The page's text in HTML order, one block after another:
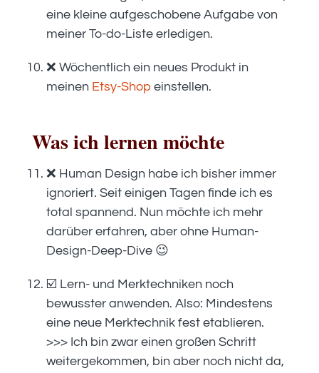
eine kleine aufgeschobene Aufgabe von
meiner To-do-Liste erledigen.
❌ Wöchentlich ein neues Produkt in
meinen Etsy-Shop einstellen.
Was ich lernen möchte
❌ Human Design habe ich bisher immer
ignoriert. Seit einigen Tagen finde ich es
total spannend. Nun möchte ich mehr
darüber erfahren, aber ohne Human-
Design-Deep-Dive 😉
☑️ Lern- und Merktechniken noch
bewusster anwenden. Also: Mindestens
eine neue Merktechnik fest etablieren.
>>> Ich bin zwar einen großen Schritt
weitergekommen, bin aber noch nicht da,